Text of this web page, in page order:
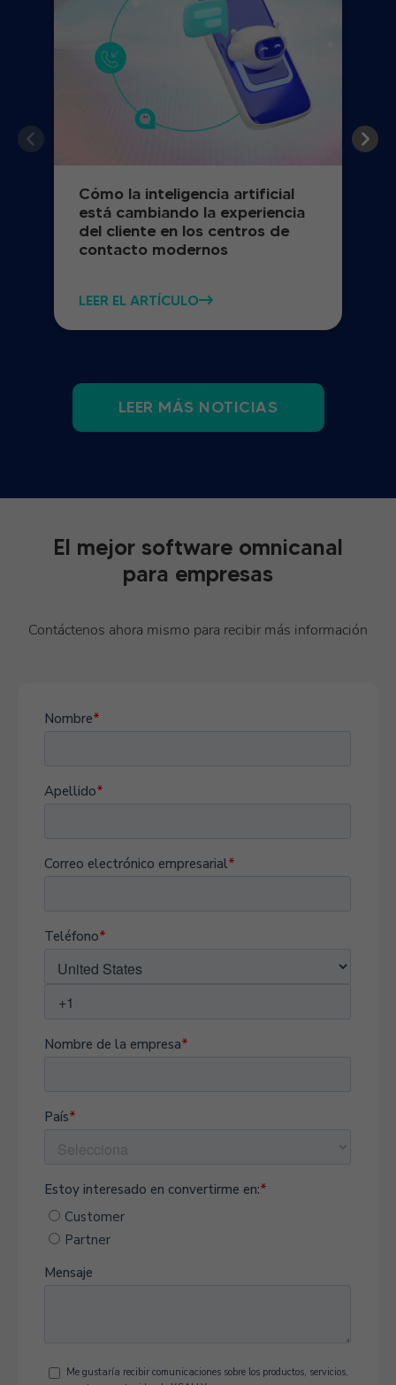
Cómo la inteligencia artificial
está cambiando la experiencia
del cliente en los centros de
contacto modernos
LEER EL ARTÍCULO
LEER MÁS NOTICIAS
El mejor software omnicanal
para empresas
Contáctenos ahora mismo para recibir más información